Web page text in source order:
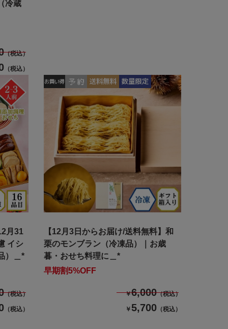
冷蔵
（税込）
（税込）
月31
イシ
）＿*
（税込）
（税込）
【12月3日からお届け/送料無料】和
栗のモンブラン（冷凍品）｜お歳
暮・おせち料理に＿*
早期割5%OFF
￥6,000（税込）
￥ 5,700 （税込）